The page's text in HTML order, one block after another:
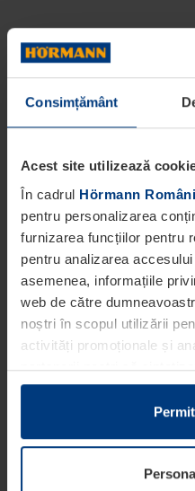
Consimțământ
Acest site utilizează
În cadrul Hörmann
pentru personalizarea
furnizarea funcțiilor pentru
pentru analizarea
asemenea, informațiile
web de către
noștri în scopul utilizării
activități promoționale și
partenerii noștri să
date pe care
acestora ori care au fost
Din punct de vedere legal,
dispozitivul